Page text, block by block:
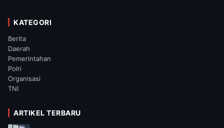
KATEGORI
Berita
Daerah
Pemerintahan
Polri
Organisasi
TNI
ARTIKEL TERBARU